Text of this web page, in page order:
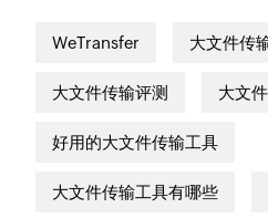
WeTransfer 大文件传
大文件传输评测 大文
好用的大文件传输工具
大文件传输工具有哪些